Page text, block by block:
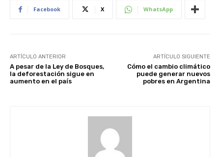
Facebook X WhatsApp
ARTÍCULO ANTERIOR
A pesar de la Ley de Bosques,
la deforestación sigue en
aumento en el país
ARTÍCULO SIGUIENTE
Cómo el cambio climático
puede generar nuevos
pobres en Argentina